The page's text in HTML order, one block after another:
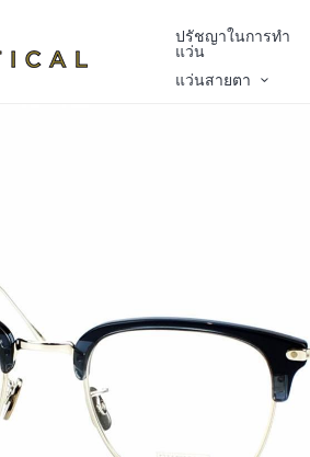
ปรัชญาในการทำ
แว่น
แว่นสายตา